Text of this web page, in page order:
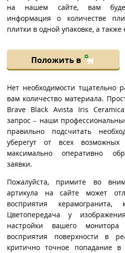
на нашем сайте, вам
информация о количестве
плитки в одной упаковке, а также
Положить в
Нет необходимости тщательно
вам количество материала.
Brave Black Avista Iris
запрос – наши
правильно подсчитать
уберегут от всех
максимально оперативно
заявки.
Пожалуйста, примите во
артикула на сайте может
восприятия
Цветопередача у
настройки вашего
восприятия поверхности в
критично точное попадание